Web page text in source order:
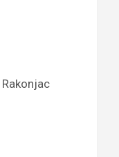
Rakonjac